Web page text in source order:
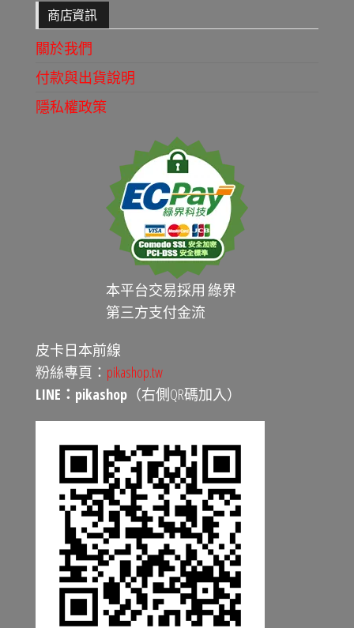
商店資訊
關於我們
付款與出貨說明
隱私權政策
本平台交易採用 綠界
第三方支付金流
皮卡日本前線
粉絲專頁： pikashop.tw
LINE：pikashop （右側QR碼加入）